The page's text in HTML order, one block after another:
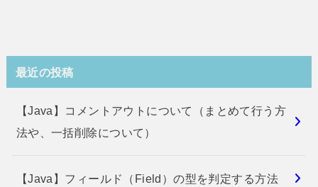
最近の投稿
【Java】コメントアウトについて（まとめて行う方
法や、一括削除について）
【Java】フィールド（Field）の型を判定する方法